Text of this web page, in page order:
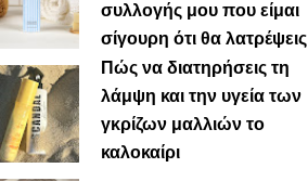
συλλογής μου που είμαι
σίγουρη ότι θα λατρέψεις
Πώς να διατηρήσεις τη
λάμψη και την υγεία των
γκρίζων μαλλιών το
καλοκαίρι